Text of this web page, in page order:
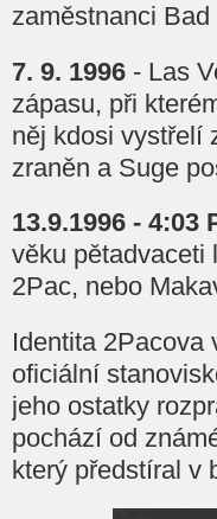
zaměstnanci
7. 9. 1996 - Las
zápasu, při
něj kdosi vystřelí
zraněn a Suge
13.9.1996 - 4:03
věku pětadvaceti
2Pac, nebo
Identita 2Pacova
oficiální
jeho ostatky
pochází od
který předstíral v